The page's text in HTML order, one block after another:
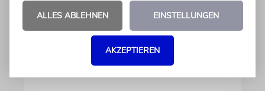
Vorstandsmitglied Benjamin Bloch sel.A. und
erinnern damit an seinen Einsatz für die
jüdische Gemeinschaft«, sagt der
Vorstandvorsitzende der Gemeinde, Benjamin
ALLES ABLEHNEN EINSTELLUNGEN
AKZEPTIEREN